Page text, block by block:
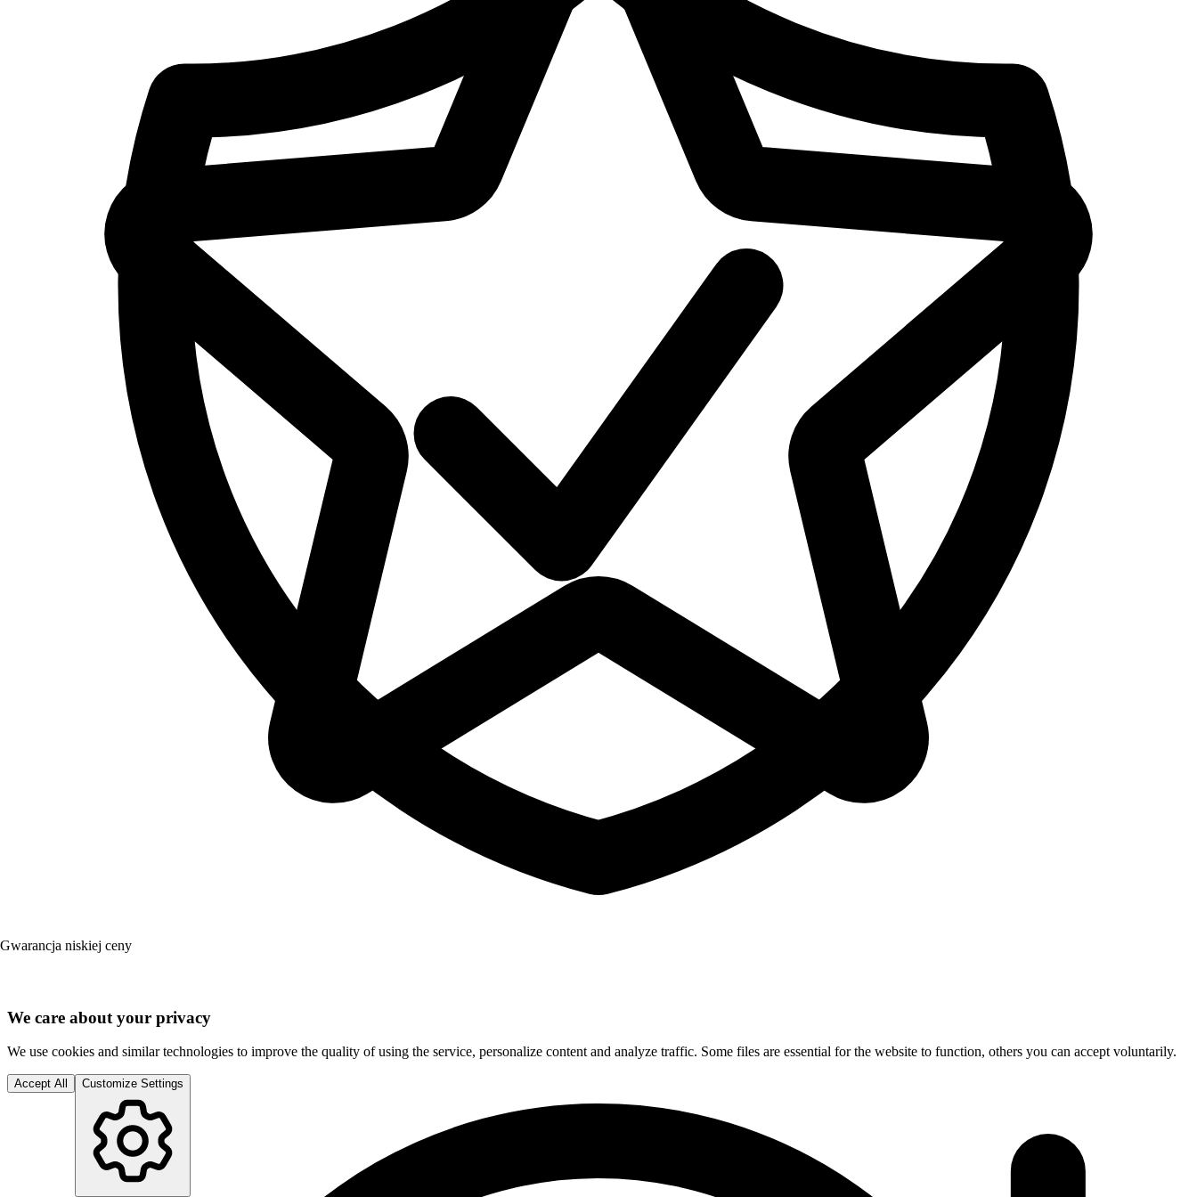
Gwarancja niskiej ceny
We care about your privacy
We use cookies and similar technologies to improve the quality of using the service, personalize content and analyze traffic. Some files are essential for the website to function, others you can accept voluntarily.
Accept All Customize Settings